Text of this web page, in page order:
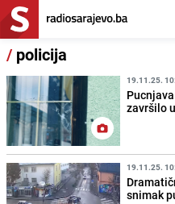
/ policija
19.11.25.
završilo
19.11.25.
snimak